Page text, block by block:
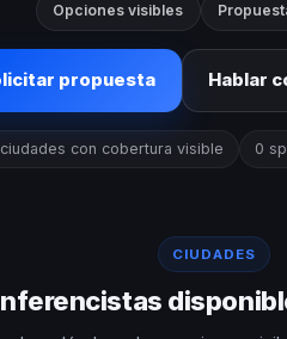
Opciones visibles
propuesta Hablar
con cobertura visible 0
CIUDADES